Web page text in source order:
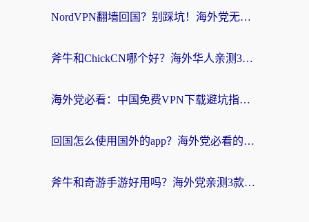
NordVPN翻墙回国？别踩坑！海外党无缝访问国内资源的真实指南
斧牛和ChickCN哪个好？海外华人亲测3款回国加速器+免费试用攻略
海外党必看：中国免费VPN下载避坑指南 + 无缝访问国内资源的终极方案
回国怎么使用国外的app？海外党必看的无缝访问国内资源全攻略
斧牛和奇游手游好用吗？海外党亲测3款回国加速器，选对才能无缝刷国内资源